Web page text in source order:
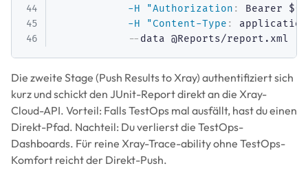
-H "Authorization : Bearer ${
-H "Content-Type :
--
Die zweite Stage (Push Results to Xray) authentifiziert sich
kurz und schickt den JUnit-Report direkt an die Xray-
Cloud-API. Vorteil: Falls TestOps mal ausfällt, hast du einen
Direkt-Pfad. Nachteil: Du verlierst die TestOps-
Dashboards. Für reine Xray-Trace-ability ohne TestOps-
Komfort reicht der Direkt-Push.